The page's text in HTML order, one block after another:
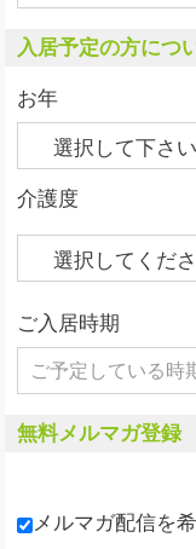
入居予定の方につ
お年
介護度
ご入居時期
無料メルマガ登録
メルマガ配信を